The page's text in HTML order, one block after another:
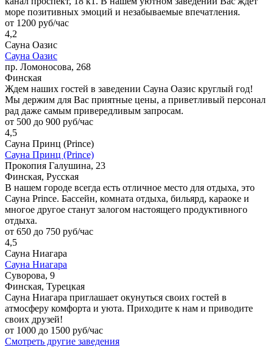
море позитивных эмоций и незабываемые впечатления.
от 1200 руб/час
4,2
Сауна Оазис
Сауна Оазис
пр. Ломоносова, 268
Финская
Ждем наших гостей в заведении Сауна Оазис круглый год!
Мы держим для Вас приятные цены, а приветливый персонал
рад даже самым привередливым запросам.
от 500 до 900 руб/час
4,5
Сауна Принц (Prince)
Сауна Принц (Prince)
Прокопия Галушина, 23
Финская, Русская
В нашем городе всегда есть отличное место для отдыха, это
Сауна Prince. Бассейн, комната отдыха, бильярд, караоке и
многое другое станут залогом настоящего продуктивного
отдыха.
от 650 до 750 руб/час
4,5
Сауна Ниагара
Сауна Ниагара
Суворова, 9
Финская, Турецкая
Сауна Ниагара приглашает окунуться своих гостей в
атмосферу комфорта и уюта. Приходите к нам и приводите
своих друзей!
от 1000 до 1500 руб/час
Смотреть другие заведения